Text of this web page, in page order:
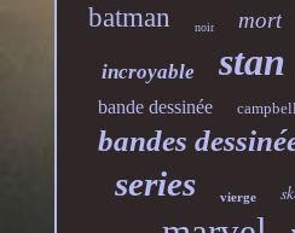
batman noir mort
incroyable stan
bande dessinée campbell
bandes
series vierge